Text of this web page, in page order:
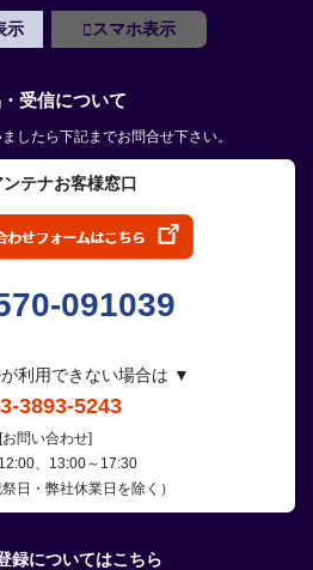
示 スマホ表示
受信について
したら下記までお問合せ下さい。
ンテナお客様窓口
091039
利用できない場合は ▼
3893-5243
[お問い合わせ]
、13:00～17:30
祭日・弊社休業日を除く）
録についてはこちら